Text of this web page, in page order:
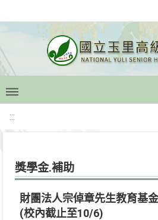
:::
獎學金.補助
財團法人宗倬章先生教育基
(校內截止至10/6)